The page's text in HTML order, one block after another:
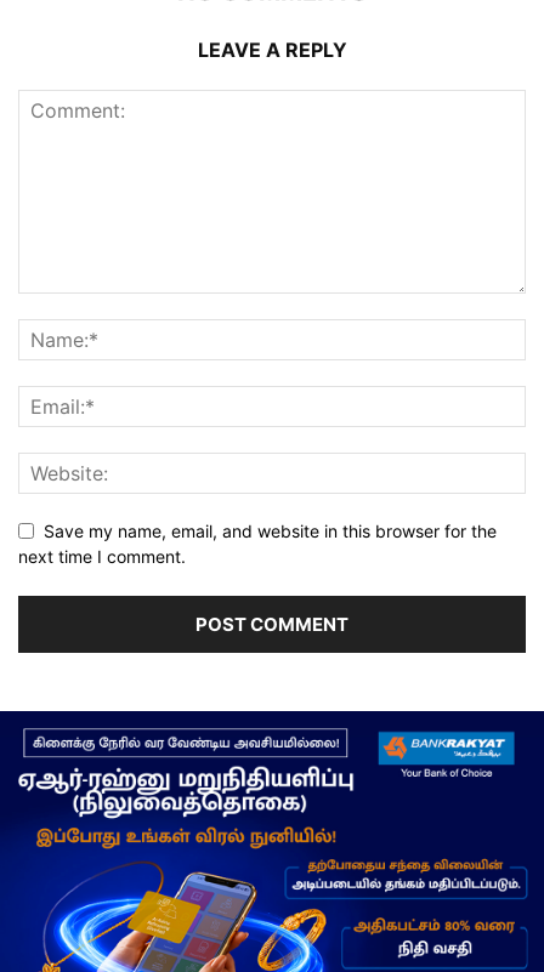
LEAVE A REPLY
Save my name, email, and website in this browser for the
next time I comment.